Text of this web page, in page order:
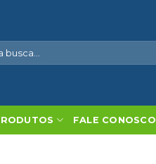
FALE CONOSCO